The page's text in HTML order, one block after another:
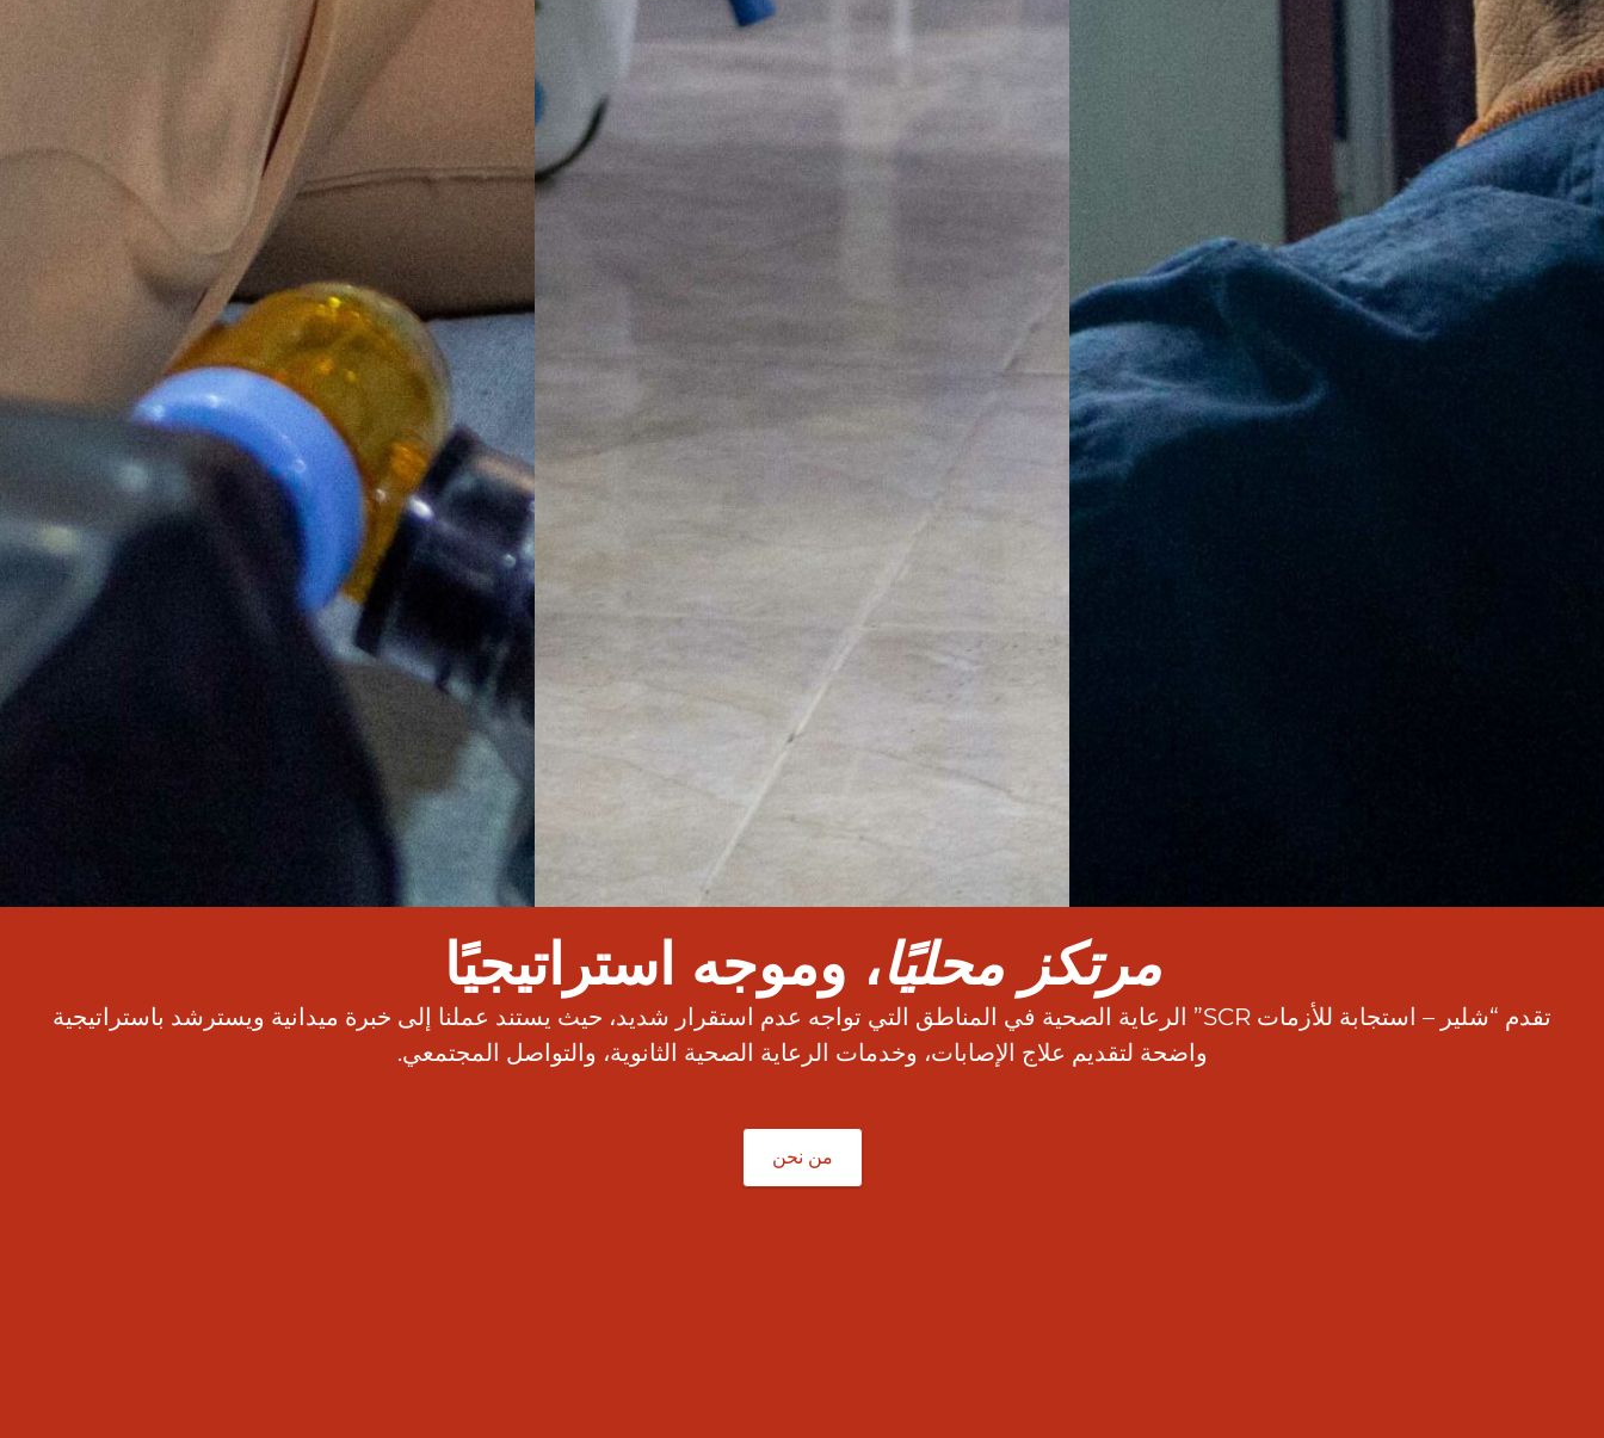
مرتكز محليًا، وموجه استراتيجيًا
تقدم “شلير – استجابة للأزمات SCR” الرعاية الصحية في المناطق التي تواجه عدم استقرار شديد، حيث يستند عملنا إلى خبرة ميدانية ويسترشد باستراتيجية
واضحة لتقديم علاج الإصابات، وخدمات الرعاية الصحية الثانوية، والتواصل المجتمعي.
من نحن